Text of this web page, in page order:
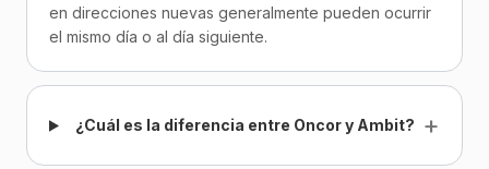
en direcciones nuevas generalmente pueden ocurrir
el mismo día o al día siguiente.
¿Cuál es la diferencia entre Oncor y Ambit? +